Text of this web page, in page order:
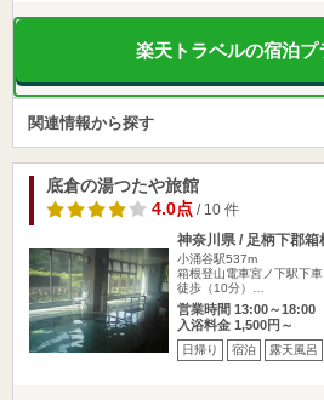
楽天トラベルの宿泊プ
関連情報から探す
底倉の湯つたや旅館
4.0点/ 10 件
神奈川県 / 足柄下郡箱
小涌谷駅537m
箱根登山電車宮ノ下駅下
徒歩（10分）…
営業時間 13:00～18:00
入浴料金 1,500円～
日帰り 宿泊 露天風呂